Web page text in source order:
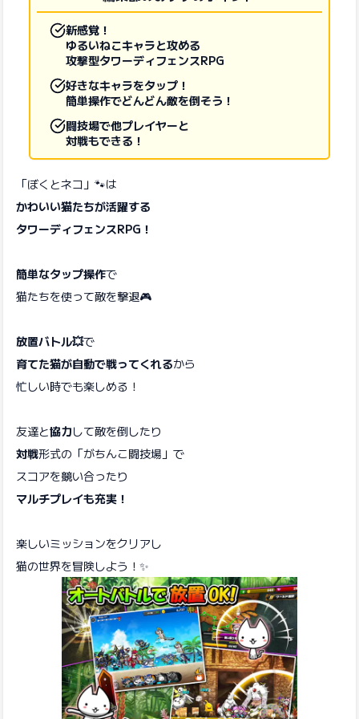
新感覚！
ゆるいねこキャラと攻める
攻撃型タワーディフェンスRPG
好きなキャラをタップ！
簡単操作でどんどん敵を倒そう！
闘技場で他プレイヤーと
対戦もできる！
「ぼくとネコ」🐾は
かわいい猫たちが活躍する
タワーディフェンスRPG！
簡単なタップ操作で
猫たちを使って敵を撃退🎮
放置バトル💥で
育てた猫が自動で戦ってくれるから
忙しい時でも楽しめる！
友達と協力して敵を倒したり
対戦形式の「がちんこ闘技場」で
スコアを競い合ったり
マルチプレイも充実！
楽しいミッションをクリアし
猫の世界を冒険しよう！✨